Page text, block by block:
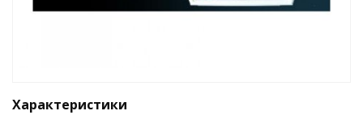
Характеристики